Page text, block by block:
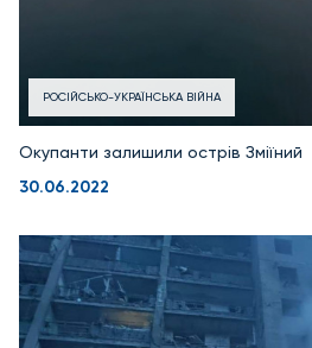
РОСІЙСЬКО-УКРАЇНСЬКА ВІЙНА
Окупанти залишили острів Зміїний
30.06.2022